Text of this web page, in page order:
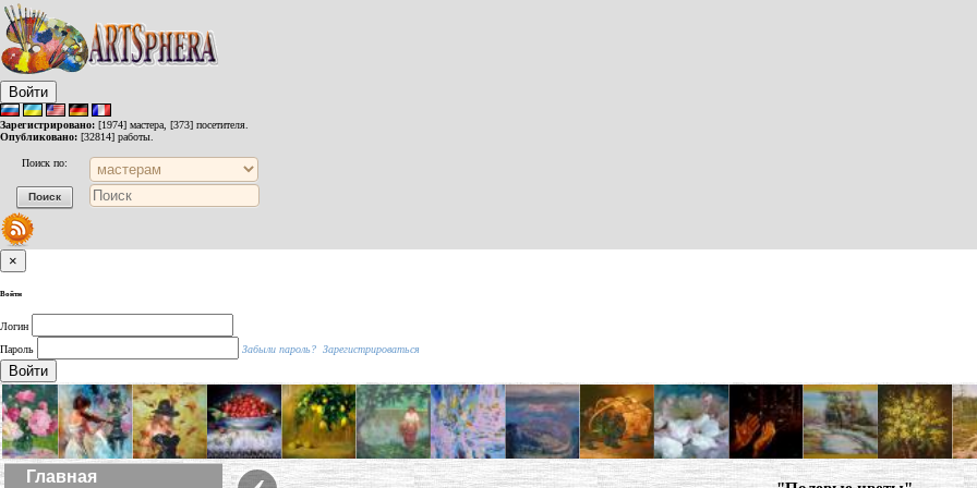
Войти
Зарегистрировано: [1974] мастера, [373] посетителя.
Опубликовано: [32814] работы.
Поиск по:
×
Войти
Логин
Пароль
Забыли пароль? Зарегистрироваться
Войти
Главная